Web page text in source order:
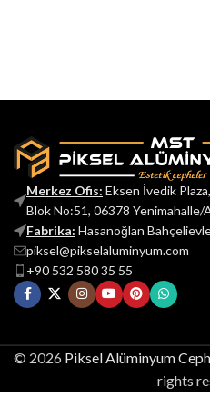
Merkez Ofis: Eksen İvedik
Blok No:51, 06378 Yenimahalle/
Fabrika: Hasanoğlan
piksel@pikselaluminyum.com
+90 532 580 35 55
© 2026 Piksel Alüminyum
rights